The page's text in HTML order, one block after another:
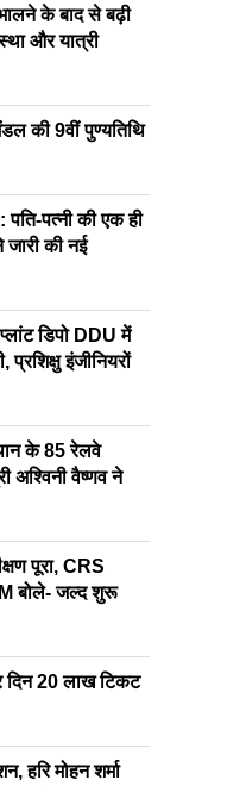
के बाद से बढ़ी
और यात्री
की 9वीं पुण्यतिथि
पति-पत्नी की एक ही
जारी की नई
डिपो DDU में
प्रशिक्षु इंजीनियरों
के 85 रेलवे
अश्विनी वैष्णव ने
पूरा, CRS
बोले- जल्द शुरू
20 लाख टिकट
मोहन शर्मा